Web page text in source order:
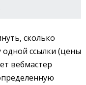
сколько
ссылки (цены
вебмастер